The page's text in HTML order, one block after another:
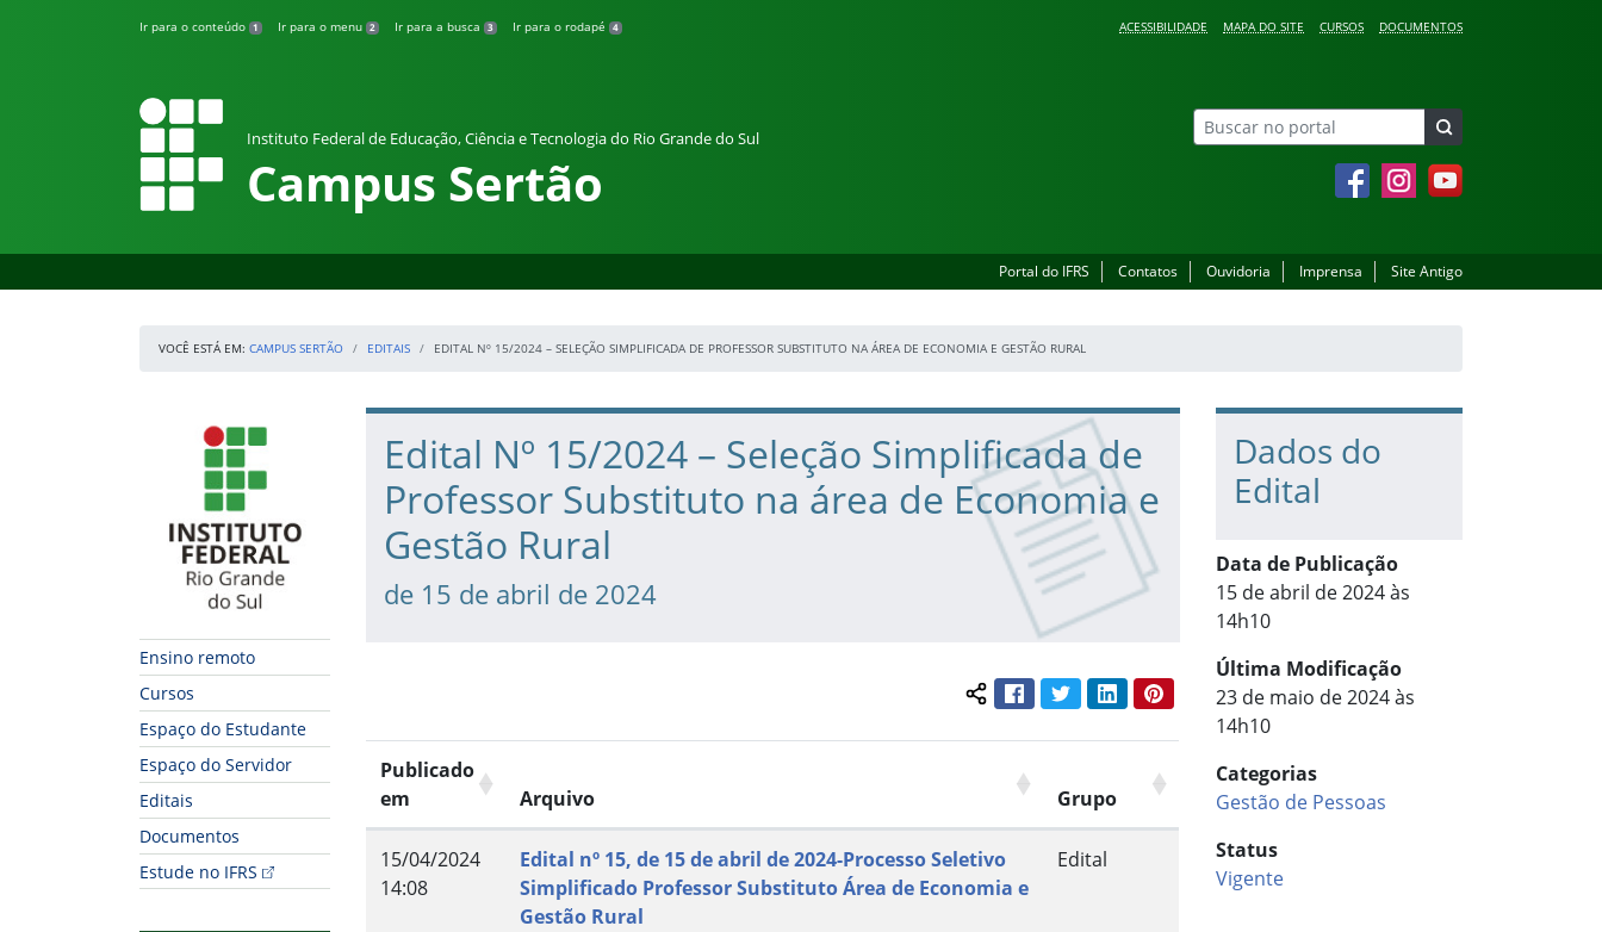
Ir para o conteúdo 1 Ir para o menu 2 Ir para a busca 3 Ir para o rodapé 4 ACESSIBILIDADE MAPA DO SITE CURSOS DOCUMENTOS
Instituto Federal de Educação, Ciência e Tecnologia do Rio Grande do Sul
Campus Sertão FacebookInstagramYouTube
Portal do IFRS Contatos Ouvidoria Imprensa Site Antigo
VOCÊ ESTÁ EM: CAMPUS SERTÃO EDITAIS EDITAL Nº 15/2024 – SELEÇÃO SIMPLIFICADA DE PROFESSOR SUBSTITUTO NA ÁREA DE ECONOMIA E GESTÃO RURAL
Início da navegação
Ensino remoto
Cursos
Espaço do Estudante
Espaço do Servidor
Editais
Documentos
Estude no IFRS
Início do conteúdo
Edital Nº 15/2024 – Seleção Simplificada de
Professor Substituto na área de Economia e
Gestão Rural
de 15 de abril de 2024
Compartilhar conteúdo:
FacebookTwitterLinkedInPinterest
Publicado
em
Arquivo Grupo
15/04/2024
14:08
Edital nº 15, de 15 de abril de 2024-Processo Seletivo
Simplificado Professor Substituto Área de Economia e
Gestão Rural
Edital
Dados do
Edital
Data de Publicação
15 de abril de 2024 às
14h10
Última Modificação
23 de maio de 2024 às
14h10
Categorias
Gestão de Pessoas
Status
Vigente